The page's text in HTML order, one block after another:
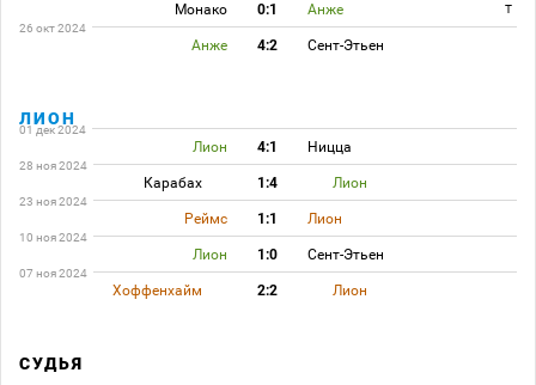
Монако 0:1 Анже
T
26 окт 2024
Анже 4:2 Сент-Этьен
ЛИОН
01 дек 2024
Лион 4:1 Ницца
28 ноя 2024
Карабах 1:4 Лион
23 ноя 2024
Реймс 1:1 Лион
10 ноя 2024
Лион 1:0 Сент-Этьен
07 ноя 2024
Хоффенхайм 2:2 Лион
СУДЬЯ